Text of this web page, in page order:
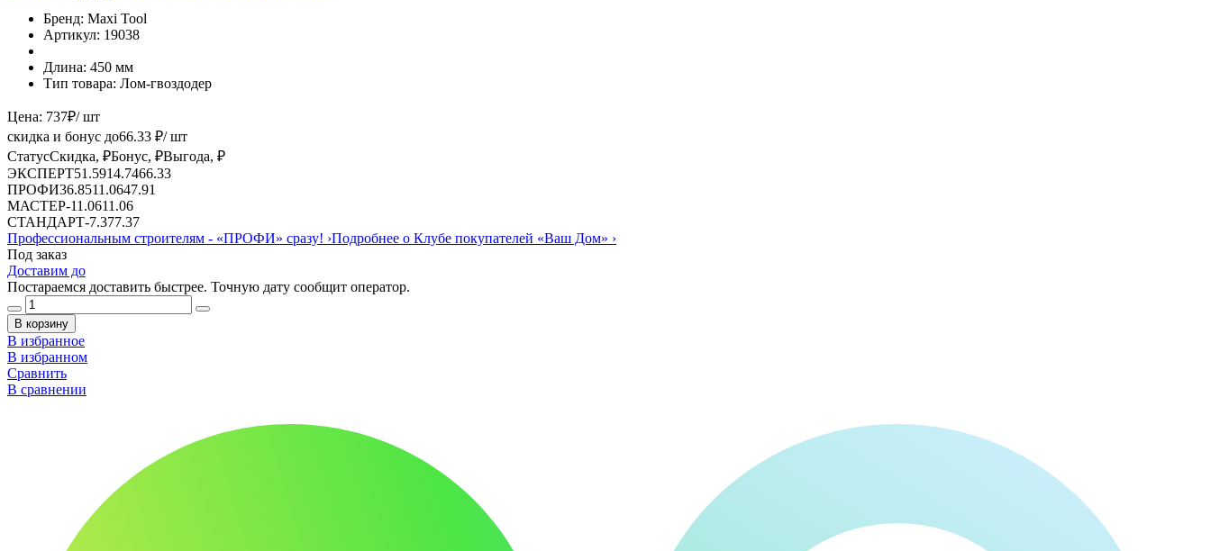
Бренд: Maxi Tool
Артикул: 19038
Длина: 450 мм
Тип товара: Лом-гвоздодер
Цена: 737₽/ шт
скидка и бонус до66.33 ₽/ шт
СтатусСкидка, ₽Бонус, ₽Выгода, ₽
ЭКСПЕРТ51.5914.7466.33
ПРОФИ36.8511.0647.91
МАСТЕР-11.0611.06
СТАНДАРТ-7.377.37
Профессиональным строителям - «ПРОФИ» сразу! ›Подробнее о Клубе покупателей «Ваш Дом» ›
Под заказ
Доставим до
Постараемся доставить быстрее. Точную дату сообщит оператор.
В корзину
В избранное
В избранном
Сравнить
В сравнении